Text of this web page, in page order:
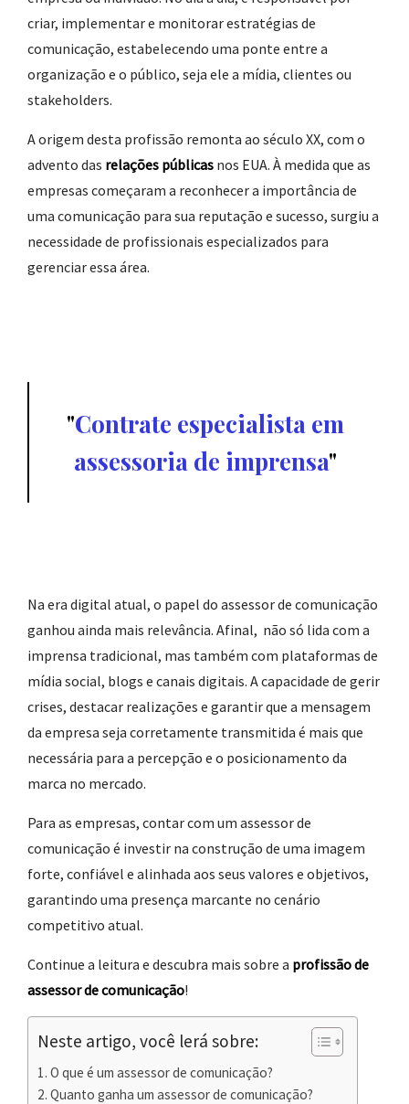
criar, implementar e monitorar estratégias de
comunicação, estabelecendo uma ponte entre a
organização e o público, seja ele a mídia, clientes ou
stakeholders.
A origem desta profissão remonta ao século XX, com o
advento das relações públicas nos EUA. À medida que as
empresas começaram a reconhecer a importância de
uma comunicação para sua reputação e sucesso, surgiu a
necessidade de profissionais especializados para
gerenciar essa área.
Contrate especialista em
assessoria de imprensa
Na era digital atual, o papel do assessor de comunicação
ganhou ainda mais relevância. Afinal, não só lida com a
imprensa tradicional, mas também com plataformas de
mídia social, blogs e canais digitais. A capacidade de gerir
crises, destacar realizações e garantir que a mensagem
da empresa seja corretamente transmitida é mais que
necessária para a percepção e o posicionamento da
marca no mercado.
Para as empresas, contar com um assessor de
comunicação é investir na construção de uma imagem
forte, confiável e alinhada aos seus valores e objetivos,
garantindo uma presença marcante no cenário
competitivo atual.
Continue a leitura e descubra mais sobre a profissão de
assessor de comunicação!
Neste artigo, você lerá sobre:
O que é um assessor de comunicação?
Quanto ganha um assessor de comunicação?